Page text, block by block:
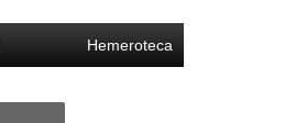
Hemeroteca